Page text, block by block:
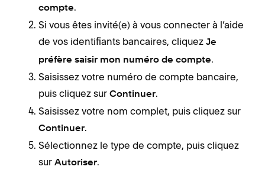
compte.
Si vous êtes invité(e) à vous connecter à l’aide
de vos identifiants bancaires, cliquez Je
préfère saisir mon numéro de compte.
Saisissez votre numéro de compte bancaire,
puis cliquez sur Continuer.
Saisissez votre nom complet, puis cliquez sur
Continuer.
Sélectionnez le type de compte, puis cliquez
sur Autoriser.